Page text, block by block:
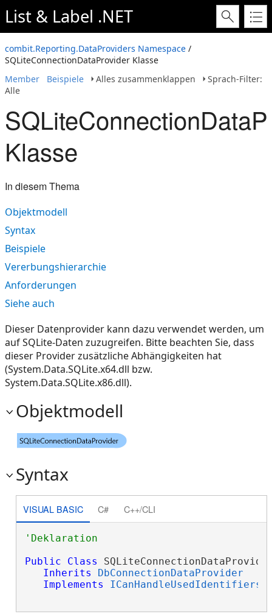
List & Label .NET
combit.Reporting.DataProviders Namespace /
SQLiteConnectionDataProvider Klasse
Member
Beispiele Alles zusammenklappen
Sprach-Filter:
Alle
Klasse
In diesem Thema
Objektmodell
Syntax
Beispiele
Vererbungshierarchie
Anforderungen
Siehe auch
Dieser Datenprovider kann dazu verwendet werden, um
auf SQLite-Daten zuzugreifen. Bitte beachten Sie, dass
dieser Provider zusätzliche Abhängigkeiten hat
(System.Data.SQLite.x64.dll bzw.
System.Data.SQLite.x86.dll).
Objektmodell
Syntax
VISUAL BASIC C# C++/CLI
Public
Class
Inherits
DbConnectionDataProvider
Implements
ICanHandleUsedIdentifiers